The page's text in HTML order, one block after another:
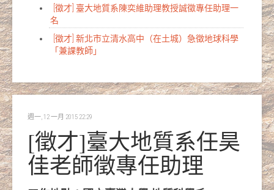
[徵才] 臺大地質系陳奕維助理教授誠徵專任助理一
名
[徵才] 新北市立清水高中（在土城）急徵地球科學
「兼課教師」
週一, 12 一月 2015 22:29
[徵才]臺大地質系任昊
佳老師徵專任助理